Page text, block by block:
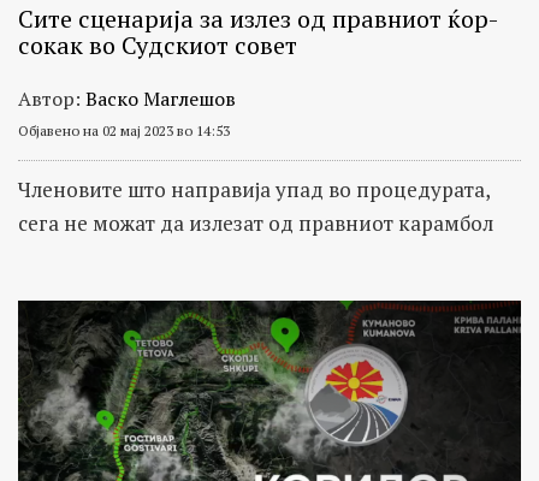
Сите сценарија за излез од правниот ќор-
сокак во Судскиот совет
Автор: Васко Маглешов
Објавено на 02 мај 2023 во 14:53
Членовите што направија упад во процедурата,
сега не можат да излезат од правниот карамбол